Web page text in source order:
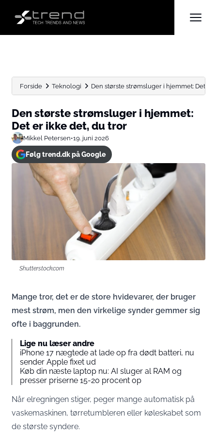
Forside Teknologi Den største strømsluger i hjemmet: Det er
Den største strømsluger i hjemmet:
Det er ikke det, du tror
Mikkel Petersen•19. juni 2026
Følg trend.dk på Google
Shutterstock.com
Mange tror, det er de store hvidevarer, der bruger
mest strøm, men den virkelige synder gemmer sig
ofte i baggrunden.
Lige nu læser andre
iPhone 17 nægtede at lade op fra dødt batteri, nu
sender Apple fixet ud
Køb din næste laptop nu: AI sluger al RAM og
presser priserne 15-20 procent op
Når elregningen stiger, peger mange automatisk på
vaskemaskinen, tørretumbleren eller køleskabet som
de største syndere.